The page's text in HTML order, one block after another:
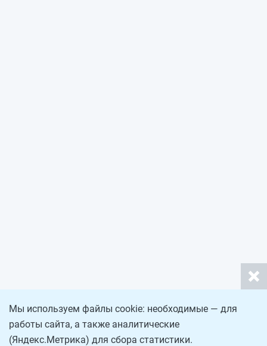
Мы используем файлы cookie: необходимые — для
работы сайта, а также аналитические
(Яндекс.Метрика) для сбора статистики.